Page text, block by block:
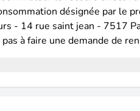
désignée par le
- 14 rue saint jean - 7517
pas à faire une demande de